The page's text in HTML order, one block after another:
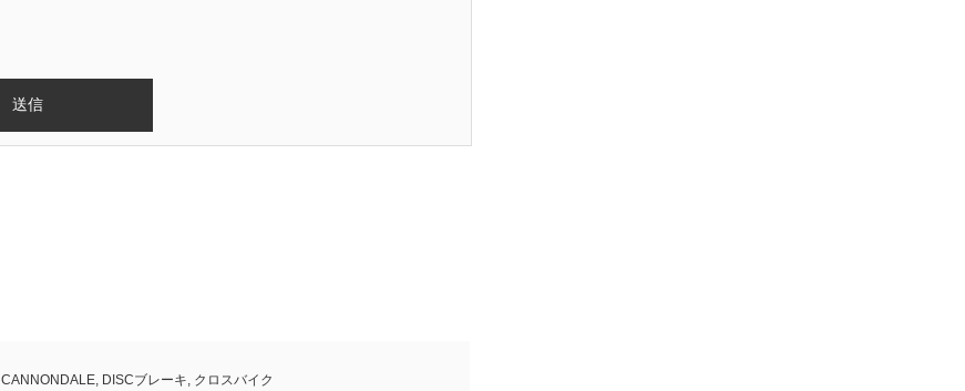
CANNONDALE DISCブレーキ クロスバイク